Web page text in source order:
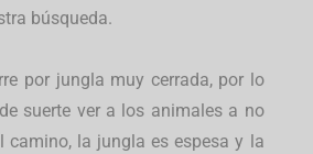
búsqueda.
por jungla muy cerrada, por lo
suerte ver a los animales a no
camino, la jungla es espesa y la